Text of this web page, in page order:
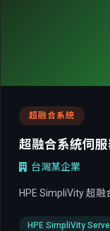
超融合系統
超融合系統伺服
台灣某企業
HPE SimpliVity 超融
HPE SimpliVity